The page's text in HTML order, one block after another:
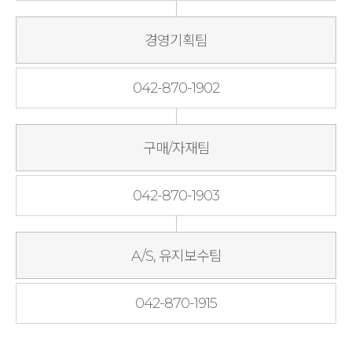
경영기획팀
042-870-1902
구매/자재팀
042-870-1903
A/S, 유지보수팀
042-870-1915